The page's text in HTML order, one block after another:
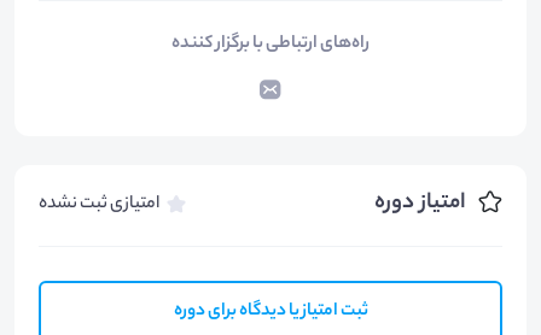
راه‌های ارتباطی با برگزار کننده
امتیاز دوره امتیازی ثبت نشده
ثبت امتیاز یا دیدگاه برای دوره